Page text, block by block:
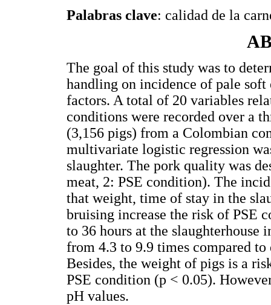
Palabras clave: calidad de la
The goal of this study was to
handling on incidence of pale
factors. A total of 20 variables
conditions were recorded over a
(3,156 pigs) from a Colombian
multivariate logistic regression
slaughter. The pork quality was
meat, 2: PSE condition). The
that weight, time of stay in the
bruising increase the risk of PSE
to 36 hours at the slaughterhouse
from 4.3 to 9.9 times compared
Besides, the weight of pigs is a
PSE condition (p < 0.05).
pH values.